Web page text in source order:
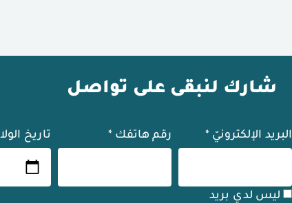
شارك لنبقى على تواصل
البريد الإلكترونيّ *
ليس لدي بريد
رقم هاتفك * تاريخ